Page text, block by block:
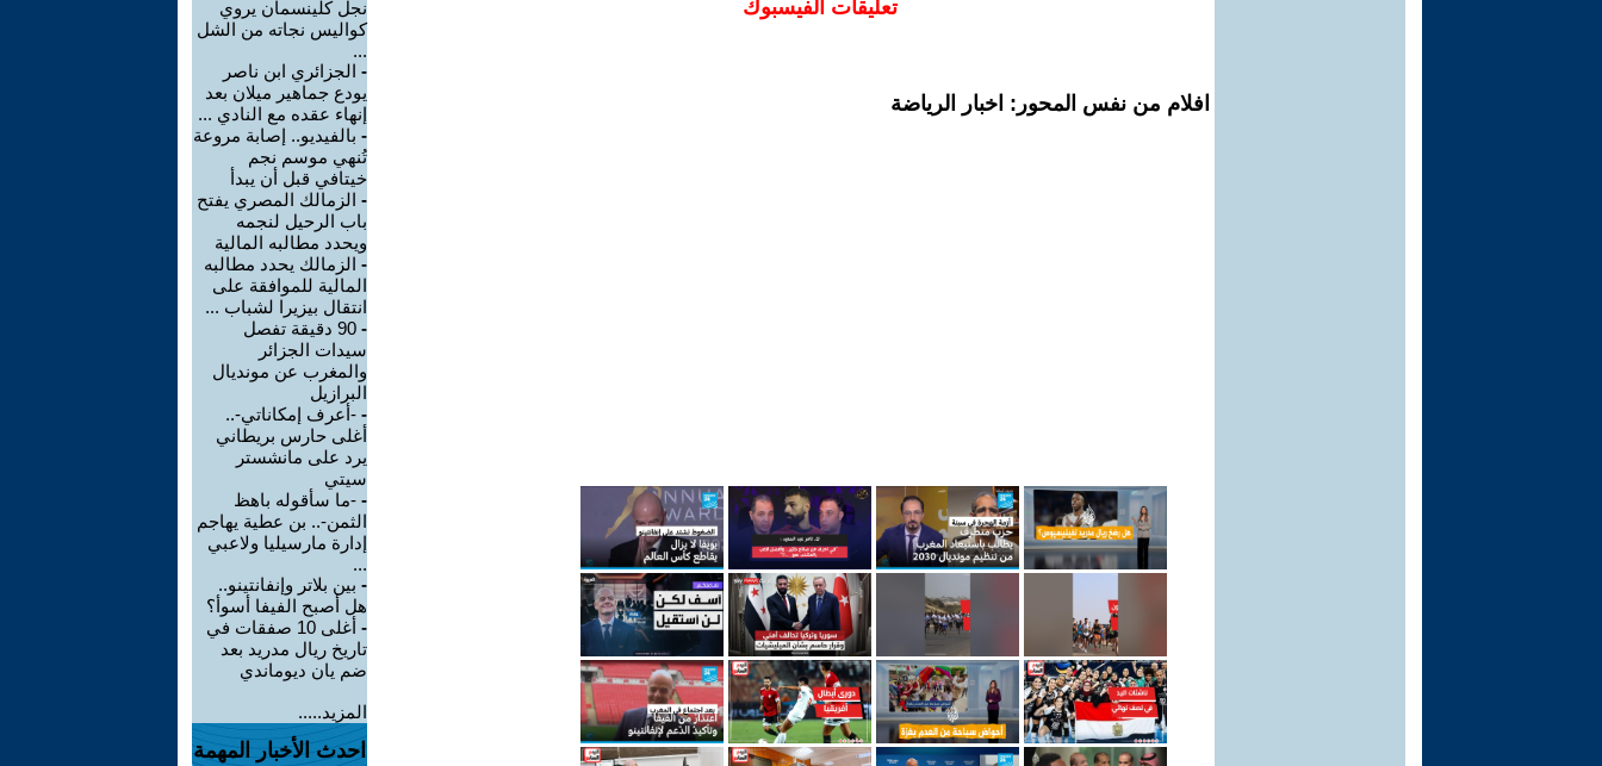
تعليقات الفيسبوك
افلام من نفس المحور: اخبار الرياضة
نجل كلينسمان يروي
كواليس نجاته من الشل
...
- الجزائري ابن ناصر
يودع جماهير ميلان بعد
إنهاء عقده مع النادي ...
- بالفيديو.. إصابة مروعة
تُنهي موسم نجم
خيتافي قبل أن يبدأ
- الزمالك المصري يفتح
باب الرحيل لنجمه
ويحدد مطالبه المالية
- الزمالك يحدد مطالبه
المالية للموافقة على
انتقال بيزيرا لشباب ...
-
90 دقيقة تفصل
سيدات الجزائر
والمغرب عن مونديال
البرازيل
- -أعرف إمكاناتي-..
أغلى حارس بريطاني
يرد على مانشستر
سيتي
- -ما سأقوله باهظ
الثمن-.. بن عطية يهاجم
إدارة مارسيليا ولاعبي
...
- بين بلاتر وإنفانتينو..
هل أصبح الفيفا أسوأ؟
-
أغلى 10 صفقات في
تاريخ ريال مدريد بعد
ضم يان ديوماندي
المزيد.....
احدث الأخبار المهمة